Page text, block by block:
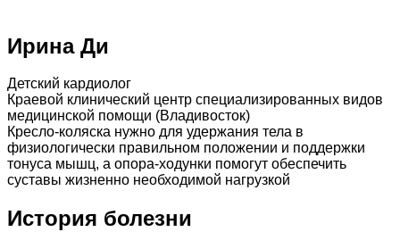
Ирина Ди
Детский кардиолог
Краевой клинический центр специализированных видов
медицинской помощи (Владивосток)
Кресло-коляска нужно для удержания тела в
физиологически правильном положении и поддержки
тонуса мышц, а опора-ходунки помогут обеспечить
суставы жизненно необходимой нагрузкой
История болезни